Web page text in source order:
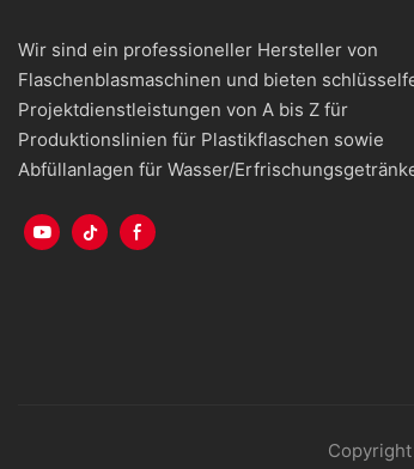
Wir sind ein professioneller Hersteller von
Flaschenblasmaschinen und bieten
Projektdienstleistungen von A bis Z für
Produktionslinien für Plastikflaschen sowie
Abfüllanlagen für Wasser/